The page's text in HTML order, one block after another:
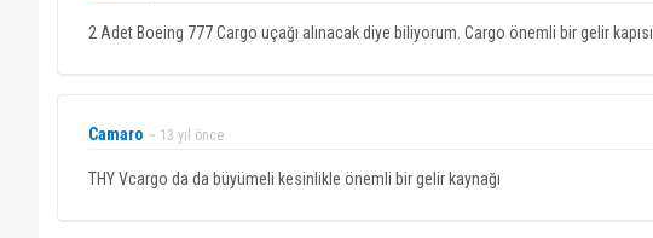
2 Adet Boeing 777 Cargo uçağı alınacak diye biliyorum. Cargo önemli bir gelir kapısı.
Camaro ~ 13 yıl önce
THY Vcargo da da büyümeli kesinlikle önemli bir gelir kaynağı